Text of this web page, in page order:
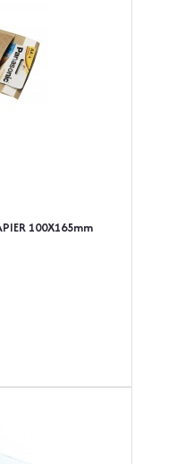
100X165mm